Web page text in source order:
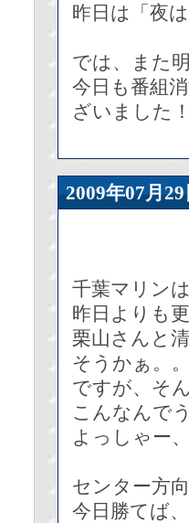
昨日は「夜
では、また
今日も番組
ざいました
2009年07
千葉マリン
昨日よりも
栗山さんと
そうかぁ。
ですが、そ
こんなんで
よっしゃー
センター方
今日勝てば